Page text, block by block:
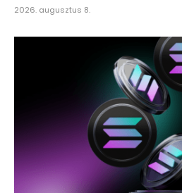
2026. augusztus 8.